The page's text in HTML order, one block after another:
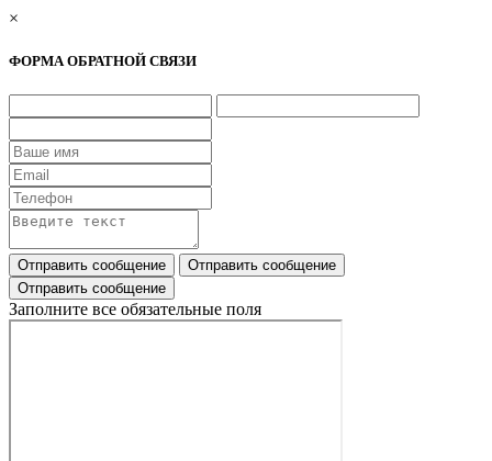
×
ФОРМА ОБРАТНОЙ СВЯЗИ
Заполните все обязательные поля